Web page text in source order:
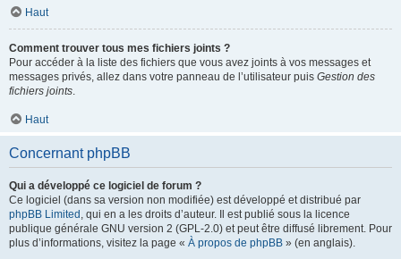
Haut
Comment trouver tous mes fichiers joints ?
Pour accéder à la liste des fichiers que vous avez joints à vos messages et
messages privés, allez dans votre panneau de l’utilisateur puis Gestion des
fichiers joints.
Haut
Concernant phpBB
Qui a développé ce logiciel de forum ?
Ce logiciel (dans sa version non modifiée) est développé et distribué par
phpBB Limited , qui en a les droits d’auteur. Il est publié sous la licence
publique générale GNU version 2 (GPL-2.0) et peut être diffusé librement. Pour
plus d’informations, visitez la page « À propos de phpBB » (en anglais).